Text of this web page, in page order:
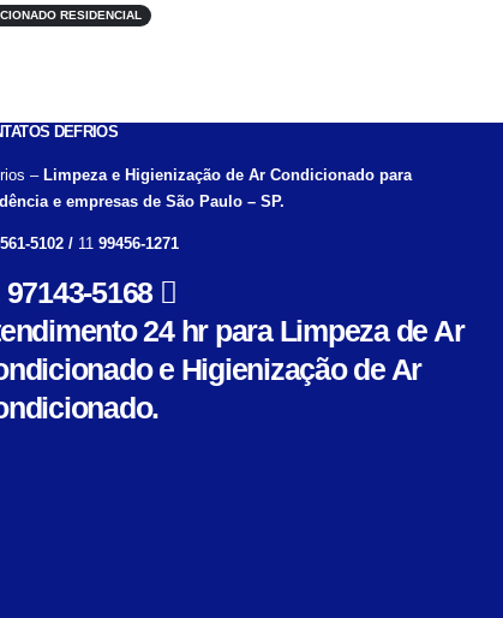
RESIDENCIAL
DEFRIOS
– Limpeza e Higienização de Ar Condicionado para
e empresas de São Paulo – SP.
5102 / 1199456-1271
97143-5168
24 hr para Limpeza de Ar
e Higienização de Ar